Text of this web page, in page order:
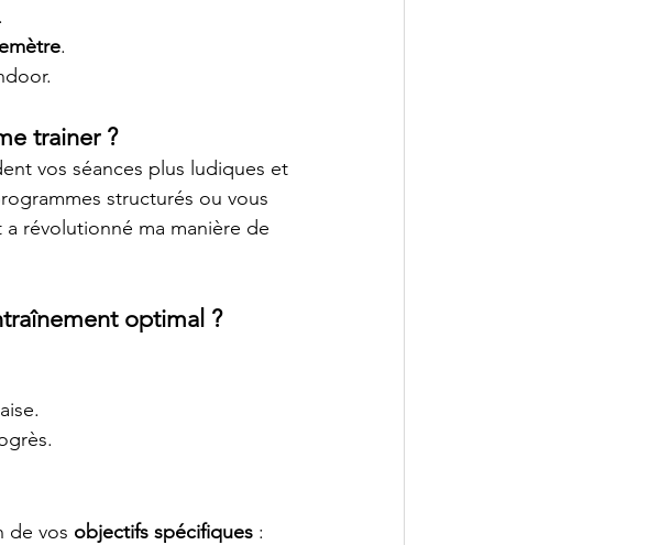
.
trainer ?
vos séances plus ludiques et
structurés ou vous
révolutionné ma manière de
optimal ?
de vos objectifs spécifiques :